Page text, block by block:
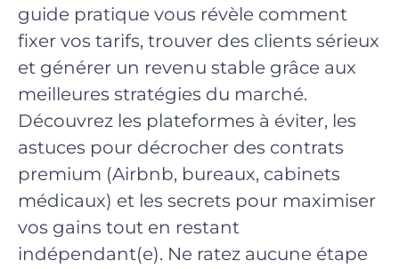
guide pratique vous révèle comment
fixer vos tarifs, trouver des clients sérieux
et générer un revenu stable grâce aux
meilleures stratégies du marché.
Découvrez les plateformes à éviter, les
astuces pour décrocher des contrats
premium (Airbnb, bureaux, cabinets
médicaux) et les secrets pour maximiser
vos gains tout en restant
indépendant(e). Ne ratez aucune étape